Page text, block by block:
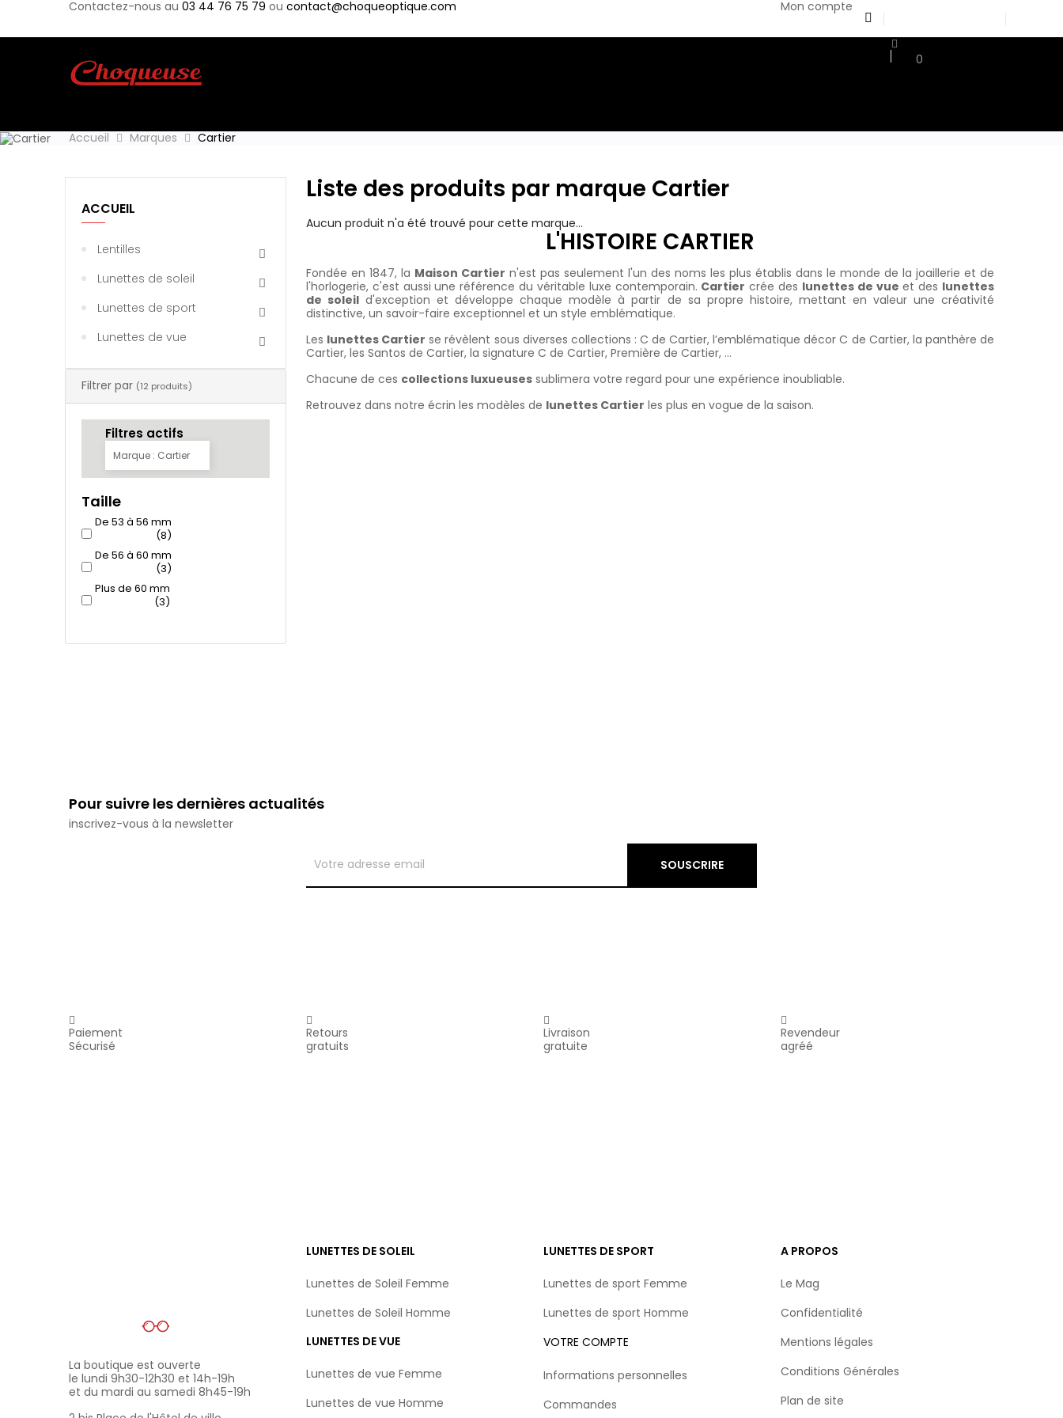
Contactez-nous au 03 44 76 75 79 ou contact@choqueoptique.com Mon compte
0
Accueil Marques Cartier
ACCUEIL
Lentilles
Lunettes de soleil
Lunettes de sport
Lunettes de vue
Filtrer par (12 produits)
Filtres actifs
Marque : Cartier
Taille
De 53 à 56 mm
(8)
De 56 à 60 mm
(3)
Plus de 60 mm
(3)
Liste des produits par marque Cartier
Aucun produit n'a été trouvé pour cette marque...
L'HISTOIRE CARTIER
Fondée en 1847, la Maison Cartier n'est pas seulement l'un des noms les plus établis dans le monde de la joaillerie et de
l'horlogerie, c'est aussi une référence du véritable luxe contemporain. Cartier crée des lunettes de vue et des lunettes
de soleil d'exception et développe chaque modèle à partir de sa propre histoire, mettant en valeur une créativité
distinctive, un savoir-faire exceptionnel et un style emblématique.
Les lunettes Cartier se révèlent sous diverses collections : C de Cartier, l’emblématique décor C de Cartier, la panthère de
Cartier, les Santos de Cartier, la signature C de Cartier, Première de Cartier, …
Chacune de ces collections luxueuses sublimera votre regard pour une expérience inoubliable.
Retrouvez dans notre écrin les modèles de lunettes Cartier les plus en vogue de la saison.
Pour suivre les dernières actualités
inscrivez-vous à la newsletter
SOUSCRIRE
Paiement
Sécurisé
Retours
gratuits
Livraison
gratuite
Revendeur
agréé
La boutique est ouverte
le lundi 9h30-12h30 et 14h-19h
et du mardi au samedi 8h45-19h
LUNETTES DE SOLEIL
Lunettes de Soleil Femme
Lunettes de Soleil Homme
LUNETTES DE VUE
Lunettes de vue Femme
Lunettes de vue Homme
LUNETTES DE SPORT
Lunettes de sport Femme
Lunettes de sport Homme
VOTRE COMPTE
Informations personnelles
Commandes
A PROPOS
Le Mag
Confidentialité
Mentions légales
Conditions Générales
Plan de site